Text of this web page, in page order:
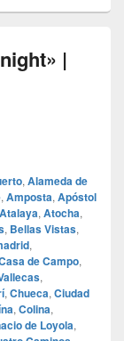
|
, Alameda de
, Amposta, Apóstol
Atalaya, Atocha,
, Bellas Vistas,
,
de Campo,
,
, Chueca, Ciudad
, Colina,
de Loyola,